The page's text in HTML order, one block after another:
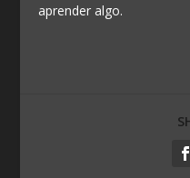
aprender algo.